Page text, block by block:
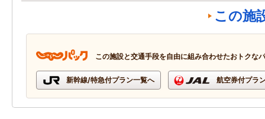
この施
この施設と交通手段を自由に組み合わせたおトクな
新幹線/特急付プラン一覧へ 航空券付プラ